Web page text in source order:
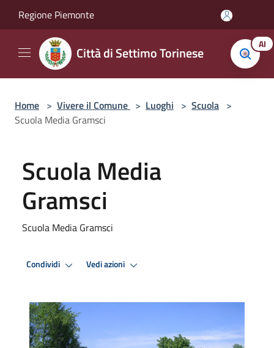
Regione Piemonte
Città di Settimo Torinese AI
Home > Vivere il Comune > Luoghi > Scuola >
Scuola Media Gramsci
Scuola Media
Gramsci
Scuola Media Gramsci
Condividi Vedi azioni